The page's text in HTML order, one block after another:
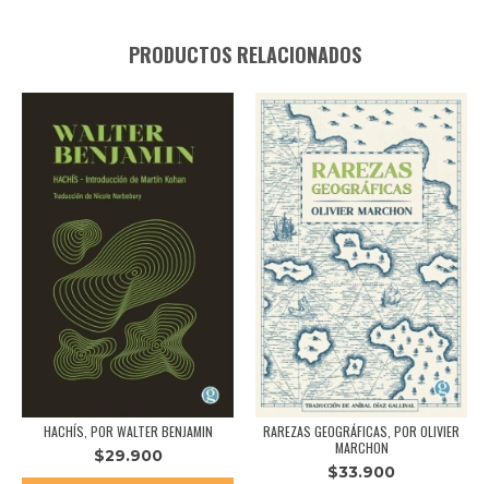
PRODUCTOS RELACIONADOS
HACHÍS, POR WALTER BENJAMIN
$29.900
RAREZAS GEOGRÁFICAS, POR OLIVIER
MARCHON
$33.900